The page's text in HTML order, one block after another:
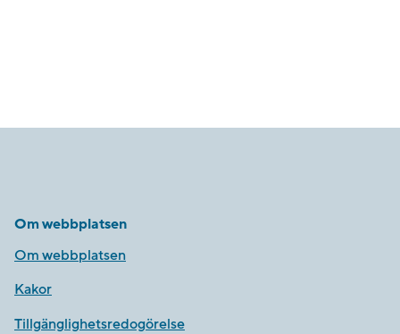
Om webbplatsen
Om webbplatsen
Kakor
Tillgänglighetsredogörelse